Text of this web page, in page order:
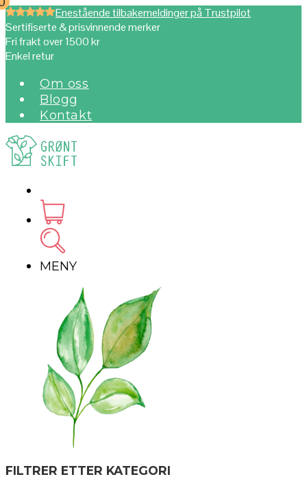
Enestående tilbakemeldinger på Trustpilot
Sertifiserte & prisvinnende merker
Fri frakt over 1500 kr
Enkel retur
Om oss
Blogg
Kontakt
MENY
FILTRER ETTER KATEGORI